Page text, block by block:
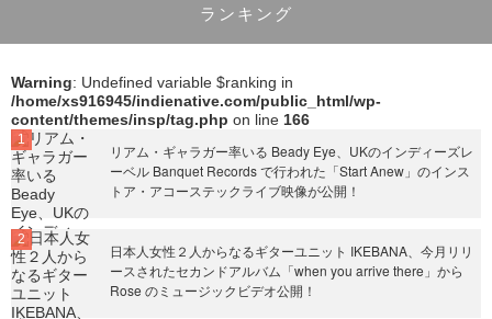
ランキング
Warning: Undefined variable $ranking in
/home/xs916945/indienative.com/public_html/wp-
content/themes/insp/tag.php on line 166
リアム・ギャラガー率いる Beady Eye、UKのインディーズレ
ーベル Banquet Records で行われた「Start Anew」のインス
トア・アコーステックライブ映像が公開！
日本人女性２人からなるギターユニット IKEBANA、今月リリ
ースされたセカンドアルバム「when you arrive there」から
Rose のミュージックビデオ公開！